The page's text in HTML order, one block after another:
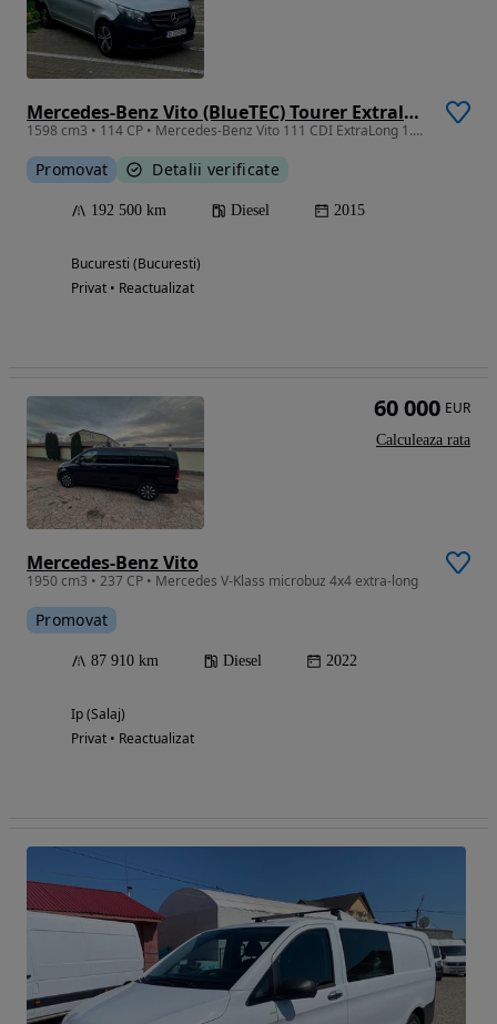
Mercedes-Benz Vito (BlueTEC) Tourer Extralang PRO
1598 cm3 • 114 CP • Mercedes-Benz Vito 111 CDI ExtraLong 1.6 diesel
Promovat Detalii verificate
192 500 km Diesel 2015
Bucuresti (Bucuresti)
Privat • Reactualizat
Mercedes-Benz Vito
1950 cm3 • 237 CP • Mercedes V-Klass microbuz 4x4 extra-long
Promovat
87 910 km Diesel 2022
Ip (Salaj)
Privat • Reactualizat
60 000 EUR
Calculeaza rata